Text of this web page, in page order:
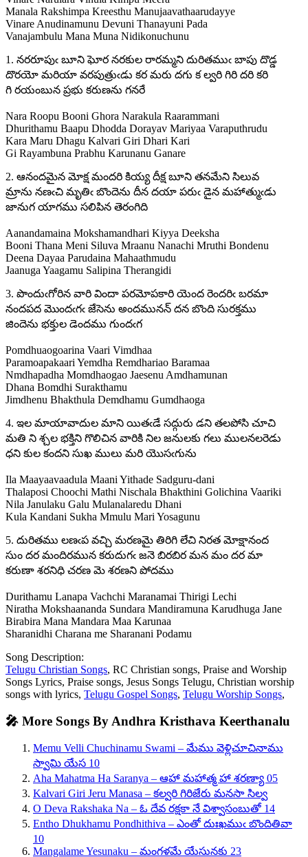
Manala Rakshimpa Kreesthu Manujaavathaarudayye
Vinare Anudinamunu Devuni Thanayuni Pada
Vanajambulu Mana Muna Nidikonuchunu
1. నరరూపుఁ బూని ఘోర నరకుల రారమ్మని దురితముఁ బాపు దొడ్డ
దొరయో మరియా వరపుత్రుఁడు కర మరు దగు క ల్వరి గిరి దరి కరి
గి రయంబున ప్రభు కరుణను గనరే
Nara Roopu Booni Ghora Narakula Raarammani
Dhurithamu Baapu Dhodda Dorayav Mariyaa Varaputhrudu
Kara Maru Dhagu Kalvari Giri Dhari Kari
Gi Rayambuna Prabhu Karunanu Ganare
2. ఆనందమైన మోక్ష మందరి కియ్య దీక్ష బూని తనమేని సిలువ
మ్రాను నణఁచి మృతిఁ బొందెను దీన దయా పరుఁ డైన మహాత్ముఁడు
జానుగ యాగము సలిపిన తెరంగిది
Aanandamaina Mokshamandhari Kiyya Deeksha
Booni Thana Meni Siluva Mraanu Nanachi Mruthi Bondenu
Deena Dayaa Parudaina Mahaathmudu
Jaanuga Yaagamu Salipina Therangidi
3. పొందుఁగోరిన వారి విందా పరమోపకారి యెంద రెందరిఁ బరమా
నందపద మొందఁగఁ జేసెను అందమునన్ దన బొంది సురక్తము
జిందెను భక్తుల డెందము గుందఁగ
Pomdhuaogoarina Vaari Vimdhaa
Paramoapakaari Yemdha Remdhariao Baramaa
Nmdhapadha Momdhaogao Jaesenu Amdhamunan
Dhana Bomdhi Surakthamu
Jimdhenu Bhakthula Demdhamu Gumdhaoga
4. ఇల మాయావాదుల మాని యితఁడే సద్గురు డని తలపోసి చూచి
మతి ని శ్చల భక్తిని గొలిచిన వారికి నిల జనులకు గలు ములనలరెడు
ధని కుల కందని సుఖ ములు మరి యొసఁగును
Ila Maayaavaadula Maani Yithade Sadguru-dani
Thalaposi Choochi Mathi Nischala Bhakthini Golichina Vaariki
Nila Janulaku Galu Mulanalaredu Dhani
Kula Kandani Sukha Mmulu Mari Yosagunu
5. దురితము లణఁప వచ్చి మరణమై తిరిగి లేచి నిరత మోక్షానంద
సుం దర మందిరమున కరుదుగఁ జనె బిరబిర మన మం దర మా
కరుణా శరనిధి చరణ మె శరణని పోదము
Durithamu Lanapa Vachchi Maranamai Thirigi Lechi
Niratha Mokshaananda Sundara Mandiramuna Karudhuga Jane
Birabira Mana Mandara Maa Karunaa
Sharanidhi Charana me Sharanani Podamu
Song Description:
Telugu Christian Songs, RC Christian songs, Praise and Worship
Songs Lyrics, Praise songs, Jesus Songs Telugu, Christian worship
songs with lyrics, Telugu Gospel Songs, Telugu Worship Songs,
🎤 More Songs By Andhra Kristhava Keerthanalu
Memu Velli Chuchinamu Swami – మేము వెళ్లిచూచినాము
స్వామి యేస 10
Aha Mahatma Ha Saranya – ఆహా మహాత్మ హా శరణ్యా 05
Kalvari Giri Jeru Manasa – కల్వరి గిరిజేరు మనసా సిల్వ
O Deva Rakshaka Na – ఓ దేవ రక్షకా నే విశ్వాసంబుతో 14
Entho Dhukhamu Pondhithiva – ఎంతో దుఃఖముఁ బొందితివా
10
Mangalame Yesunaku – మంగళమే యేసునకు 23